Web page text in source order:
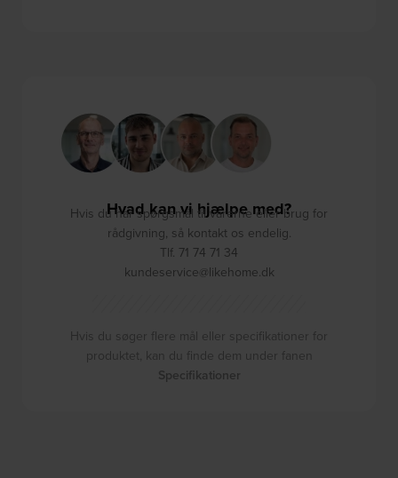
Hvad kan vi hjælpe med?
Hvis du har spørgsmål til varerne eller brug for
rådgivning, så kontakt os endelig.
Tlf. 71 74 71 34
kundeservice@likehome.dk
Hvis du søger flere mål eller specifikationer for
produktet, kan du finde dem under fanen
Specifikationer